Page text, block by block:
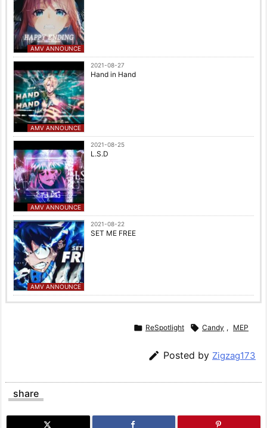
AMV ANNOUNCE
AMV ANNOUNCE
2021-08-27
Hand in Hand
AMV ANNOUNCE
2021-08-25
L.S.D
AMV ANNOUNCE
2021-08-22
SET ME FREE
 ReSpotlight  Candy , MEP
 Posted by Zigzag173
share